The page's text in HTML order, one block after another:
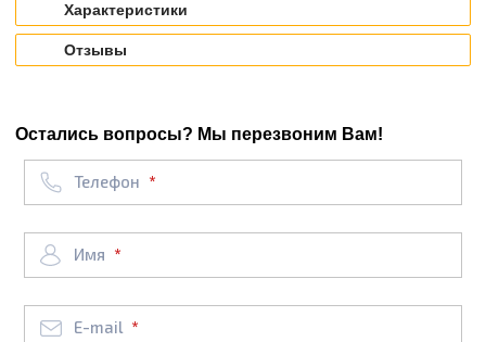
Характеристики
Отзывы
Остались вопросы? Мы перезвоним Вам!
Телефон
Имя
E-mail